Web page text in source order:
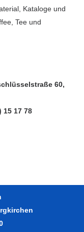
Kataloge und
Tee und
60,
15 17 78